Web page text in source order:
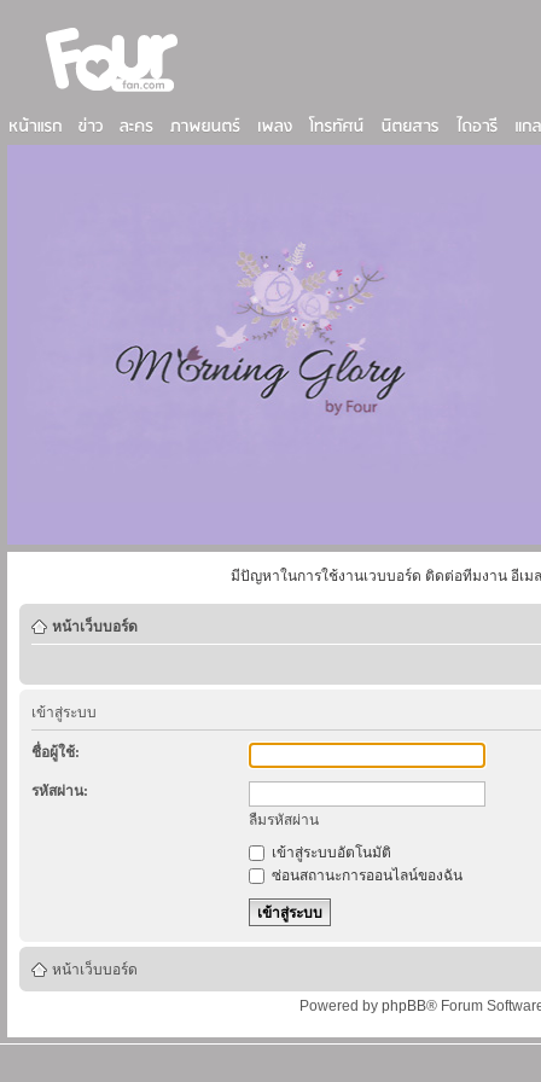
มีปัญหาในการใช้งานเวบบอร์ด ติดต่อทีมงาน อีเม
หน้าเว็บบอร์ด
เข้าสู่ระบบ
ชื่อผู้ใช้:
รหัสผ่าน:
ลืมรหัสผ่าน
เข้าสู่ระบบอัตโนมัติ
ซ่อนสถานะการออนไลน์ของฉัน
หน้าเว็บบอร์ด
Powered by phpBB® Forum